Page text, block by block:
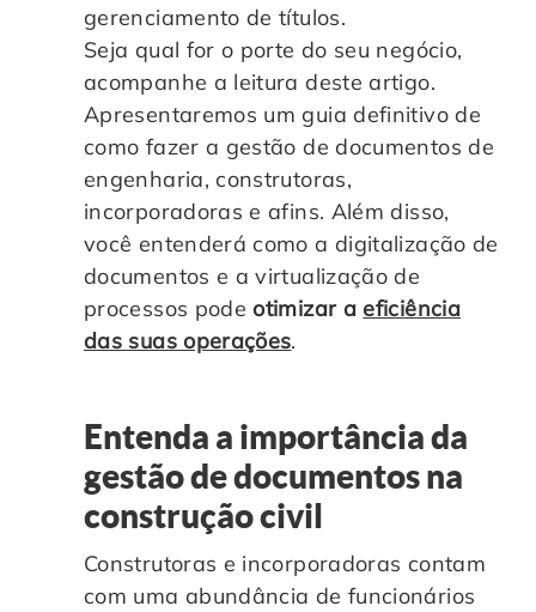
Consultoria Documental
gerenciamento de títulos.
Seja qual for o porte do seu negócio,
acompanhe a leitura deste artigo.
Apresentaremos um guia definitivo de
como fazer a gestão de documentos de
engenharia, construtoras,
incorporadoras e afins. Além disso,
você entenderá como a digitalização de
documentos e a virtualização de
processos pode otimizar a eficiência
das suas operações.
Entenda a importância da
gestão de documentos na
construção civil
Construtoras e incorporadoras contam
com uma abundância de funcionários